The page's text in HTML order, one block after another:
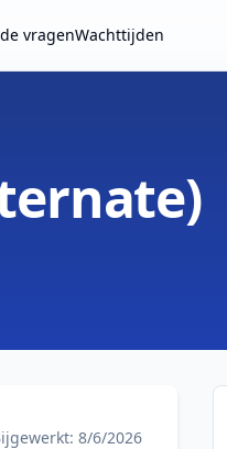
vragenWachttijden
8/6/2026